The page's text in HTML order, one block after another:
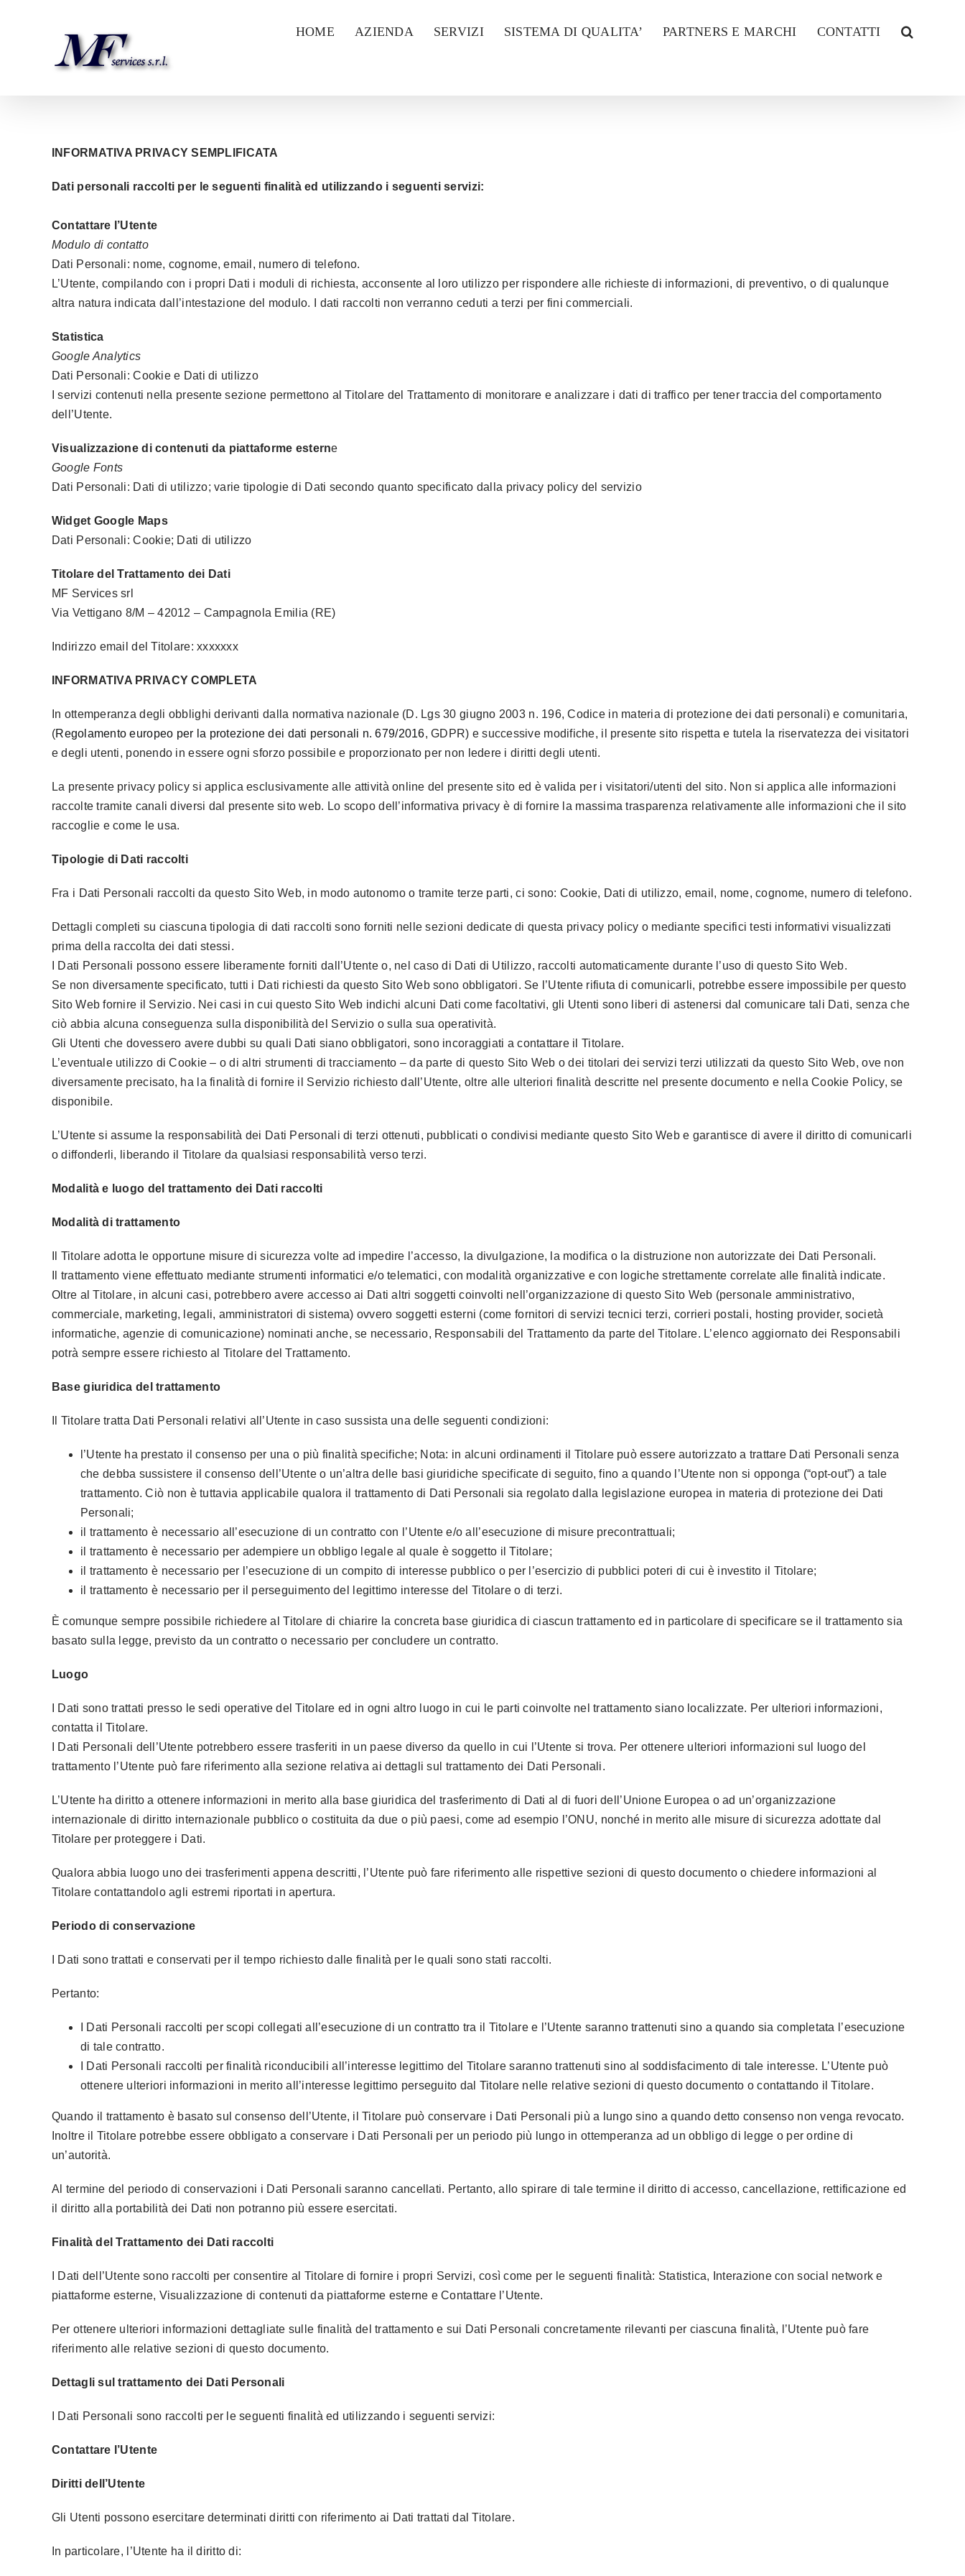
HOME AZIENDA SERVIZI SISTEMA DI QUALITA’ PARTNERS E MARCHI CONTATTI
INFORMATIVA PRIVACY SEMPLIFICATA
Dati personali raccolti per le seguenti finalità ed utilizzando i seguenti servizi:
Contattare l’Utente
Modulo di contatto
Dati Personali: nome, cognome, email, numero di telefono.
L’Utente, compilando con i propri Dati i moduli di richiesta, acconsente al loro utilizzo per rispondere alle richieste di informazioni, di preventivo, o di qualunque
altra natura indicata dall’intestazione del modulo. I dati raccolti non verranno ceduti a terzi per fini commerciali.
Statistica
Google Analytics
Dati Personali: Cookie e Dati di utilizzo
I servizi contenuti nella presente sezione permettono al Titolare del Trattamento di monitorare e analizzare i dati di traffico per tener traccia del comportamento
dell’Utente.
Visualizzazione di contenuti da piattaforme esterne
Google Fonts
Dati Personali: Dati di utilizzo; varie tipologie di Dati secondo quanto specificato dalla privacy policy del servizio
Widget Google Maps
Dati Personali: Cookie; Dati di utilizzo
Titolare del Trattamento dei Dati
MF Services srl
Via Vettigano 8/M – 42012 – Campagnola Emilia (RE)
Indirizzo email del Titolare:xxxxxxx
INFORMATIVA PRIVACY COMPLETA
In ottemperanza degli obblighi derivanti dalla normativa nazionale (D. Lgs 30 giugno 2003 n. 196, Codice in materia di protezione dei dati personali) e comunitaria,
(Regolamento europeo per la protezione dei dati personali n. 679/2016, GDPR) e successive modifiche, il presente sito rispetta e tutela la riservatezza dei visitatori
e degli utenti, ponendo in essere ogni sforzo possibile e proporzionato per non ledere i diritti degli utenti.
La presente privacy policy si applica esclusivamente alle attività online del presente sito ed è valida per i visitatori/utenti del sito. Non si applica alle informazioni
raccolte tramite canali diversi dal presente sito web. Lo scopo dell’informativa privacy è di fornire la massima trasparenza relativamente alle informazioni che il sito
raccoglie e come le usa.
Tipologie di Dati raccolti
Fra i Dati Personali raccolti da questo Sito Web, in modo autonomo o tramite terze parti, ci sono: Cookie, Dati di utilizzo, email, nome, cognome, numero di telefono.
Dettagli completi su ciascuna tipologia di dati raccolti sono forniti nelle sezioni dedicate di questa privacy policy o mediante specifici testi informativi visualizzati
prima della raccolta dei dati stessi.
I Dati Personali possono essere liberamente forniti dall’Utente o, nel caso di Dati di Utilizzo, raccolti automaticamente durante l’uso di questo Sito Web.
Se non diversamente specificato, tutti i Dati richiesti da questo Sito Web sono obbligatori. Se l’Utente rifiuta di comunicarli, potrebbe essere impossibile per questo
Sito Web fornire il Servizio. Nei casi in cui questo Sito Web indichi alcuni Dati come facoltativi, gli Utenti sono liberi di astenersi dal comunicare tali Dati, senza che
ciò abbia alcuna conseguenza sulla disponibilità del Servizio o sulla sua operatività.
Gli Utenti che dovessero avere dubbi su quali Dati siano obbligatori, sono incoraggiati a contattare il Titolare.
L’eventuale utilizzo di Cookie – o di altri strumenti di tracciamento – da parte di questo Sito Web o dei titolari dei servizi terzi utilizzati da questo Sito Web, ove non
diversamente precisato, ha la finalità di fornire il Servizio richiesto dall’Utente, oltre alle ulteriori finalità descritte nel presente documento e nella Cookie Policy, se
disponibile.
L’Utente si assume la responsabilità dei Dati Personali di terzi ottenuti, pubblicati o condivisi mediante questo Sito Web e garantisce di avere il diritto di comunicarli
o diffonderli, liberando il Titolare da qualsiasi responsabilità verso terzi.
Modalità e luogo del trattamento dei Dati raccolti
Modalità di trattamento
Il Titolare adotta le opportune misure di sicurezza volte ad impedire l’accesso, la divulgazione, la modifica o la distruzione non autorizzate dei Dati Personali.
Il trattamento viene effettuato mediante strumenti informatici e/o telematici, con modalità organizzative e con logiche strettamente correlate alle finalità indicate.
Oltre al Titolare, in alcuni casi, potrebbero avere accesso ai Dati altri soggetti coinvolti nell’organizzazione di questo Sito Web (personale amministrativo,
commerciale, marketing, legali, amministratori di sistema) ovvero soggetti esterni (come fornitori di servizi tecnici terzi, corrieri postali, hosting provider, società
informatiche, agenzie di comunicazione) nominati anche, se necessario, Responsabili del Trattamento da parte del Titolare. L’elenco aggiornato dei Responsabili
potrà sempre essere richiesto al Titolare del Trattamento.
Base giuridica del trattamento
Il Titolare tratta Dati Personali relativi all’Utente in caso sussista una delle seguenti condizioni:
l’Utente ha prestato il consenso per una o più finalità specifiche; Nota: in alcuni ordinamenti il Titolare può essere autorizzato a trattare Dati Personali senza
che debba sussistere il consenso dell’Utente o un’altra delle basi giuridiche specificate di seguito, fino a quando l’Utente non si opponga (“opt-out”) a tale
trattamento. Ciò non è tuttavia applicabile qualora il trattamento di Dati Personali sia regolato dalla legislazione europea in materia di protezione dei Dati
Personali;
il trattamento è necessario all’esecuzione di un contratto con l’Utente e/o all’esecuzione di misure precontrattuali;
il trattamento è necessario per adempiere un obbligo legale al quale è soggetto il Titolare;
il trattamento è necessario per l’esecuzione di un compito di interesse pubblico o per l’esercizio di pubblici poteri di cui è investito il Titolare;
il trattamento è necessario per il perseguimento del legittimo interesse del Titolare o di terzi.
È comunque sempre possibile richiedere al Titolare di chiarire la concreta base giuridica di ciascun trattamento ed in particolare di specificare se il trattamento sia
basato sulla legge, previsto da un contratto o necessario per concludere un contratto.
Luogo
I Dati sono trattati presso le sedi operative del Titolare ed in ogni altro luogo in cui le parti coinvolte nel trattamento siano localizzate. Per ulteriori informazioni,
contatta il Titolare.
I Dati Personali dell’Utente potrebbero essere trasferiti in un paese diverso da quello in cui l’Utente si trova. Per ottenere ulteriori informazioni sul luogo del
trattamento l’Utente può fare riferimento alla sezione relativa ai dettagli sul trattamento dei Dati Personali.
L’Utente ha diritto a ottenere informazioni in merito alla base giuridica del trasferimento di Dati al di fuori dell’Unione Europea o ad un’organizzazione
internazionale di diritto internazionale pubblico o costituita da due o più paesi, come ad esempio l’ONU, nonché in merito alle misure di sicurezza adottate dal
Titolare per proteggere i Dati.
Qualora abbia luogo uno dei trasferimenti appena descritti, l’Utente può fare riferimento alle rispettive sezioni di questo documento o chiedere informazioni al
Titolare contattandolo agli estremi riportati in apertura.
Periodo di conservazione
I Dati sono trattati e conservati per il tempo richiesto dalle finalità per le quali sono stati raccolti.
Pertanto:
I Dati Personali raccolti per scopi collegati all’esecuzione di un contratto tra il Titolare e l’Utente saranno trattenuti sino a quando sia completata l’esecuzione
di tale contratto.
I Dati Personali raccolti per finalità riconducibili all’interesse legittimo del Titolare saranno trattenuti sino al soddisfacimento di tale interesse. L’Utente può
ottenere ulteriori informazioni in merito all’interesse legittimo perseguito dal Titolare nelle relative sezioni di questo documento o contattando il Titolare.
Quando il trattamento è basato sul consenso dell’Utente, il Titolare può conservare i Dati Personali più a lungo sino a quando detto consenso non venga revocato.
Inoltre il Titolare potrebbe essere obbligato a conservare i Dati Personali per un periodo più lungo in ottemperanza ad un obbligo di legge o per ordine di
un’autorità.
Al termine del periodo di conservazioni i Dati Personali saranno cancellati. Pertanto, allo spirare di tale termine il diritto di accesso, cancellazione, rettificazione ed
il diritto alla portabilità dei Dati non potranno più essere esercitati.
Finalità del Trattamento dei Dati raccolti
I Dati dell’Utente sono raccolti per consentire al Titolare di fornire i propri Servizi, così come per le seguenti finalità: Statistica, Interazione con social network e
piattaforme esterne, Visualizzazione di contenuti da piattaforme esterne e Contattare l’Utente.
Per ottenere ulteriori informazioni dettagliate sulle finalità del trattamento e sui Dati Personali concretamente rilevanti per ciascuna finalità, l’Utente può fare
riferimento alle relative sezioni di questo documento.
Dettagli sul trattamento dei Dati Personali
I Dati Personali sono raccolti per le seguenti finalità ed utilizzando i seguenti servizi:
Contattare l’Utente
Diritti dell’Utente
Gli Utenti possono esercitare determinati diritti con riferimento ai Dati trattati dal Titolare.
In particolare, l’Utente ha il diritto di: